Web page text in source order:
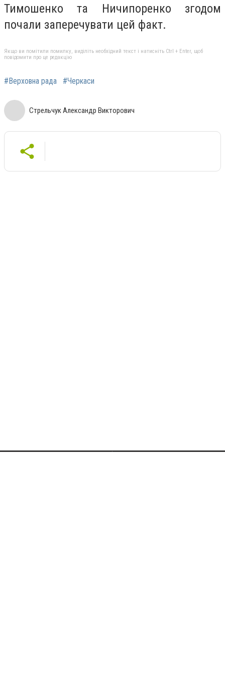
Тимошенко та Ничипоренко згодом
почали заперечувати цей факт.
Якщо ви помітили помилку, виділіть необхідний текст і натисніть Ctrl + Enter, щоб
повідомити про це редакцію
#Верховна рада #Черкаси
Стрельчук Александр Викторович